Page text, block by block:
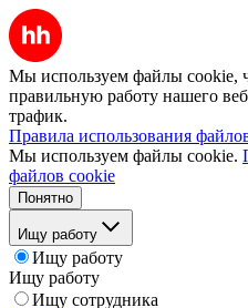
Мы используем файлы cookie,
правильную работу нашего
трафик.
Правила использования
Мы используем файлы cookie.
файлов cookie
Понятно
Ищу работу
Ищу работу
Ищу работу
Ищу сотрудника